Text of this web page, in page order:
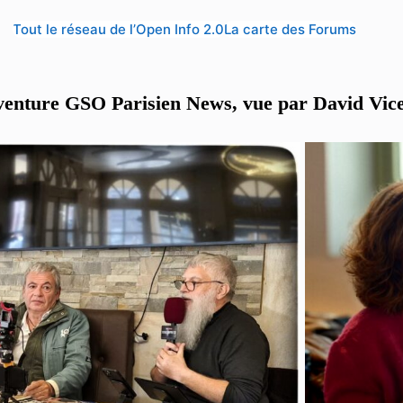
Tout le réseau de l’Open Info 2.0La carte des Forums
GSO Parisien News, vue par David